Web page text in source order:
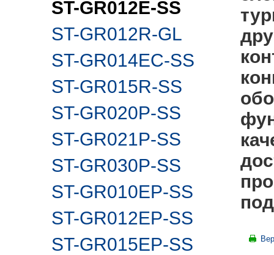
ST-GR012E-SS
ST-GR012R-GL
ST-GR014EC-SS
ST-GR015R-SS
ST-GR020P-SS
ST-GR021P-SS
ST-GR030P-SS
ST-GR010EP-SS
ST-GR012EP-SS
ST-GR015EP-SS